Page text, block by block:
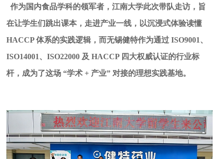
作为国内食品学科的领军者，江南大学此次带队走访，旨
在让学生们跳出课本，走进产业一线，以沉浸式体验读懂
HACCP 体系的实践逻辑，而无锡健特作为通过 ISO9001、
ISO14001、ISO22000 及 HACCP 四大权威认证的行业标
杆，成为了这场 “学术 + 产业” 对接的理想实践基地。